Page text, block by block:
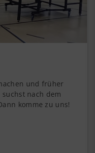
und früher
nach dem
komme zu uns!